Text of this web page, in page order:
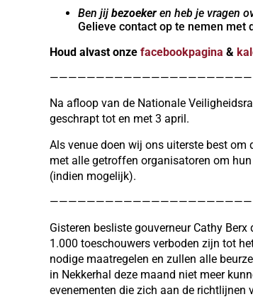
Ben jij bezoeker en heb je vragen
Gelieve contact op te nemen
Houd alvast onze facebookpagina &
Na afloop van de Nationale
geschrapt tot en met 3 april.
Als venue doen wij ons uiterste best om
met alle getroffen organisatoren om
(indien mogelijk).
Gisteren besliste gouverneur Cathy
1.000 toeschouwers verboden zijn tot
nodige maatregelen en zullen alle
in Nekkerhal deze maand niet meer
evenementen die zich aan de richtlijnen